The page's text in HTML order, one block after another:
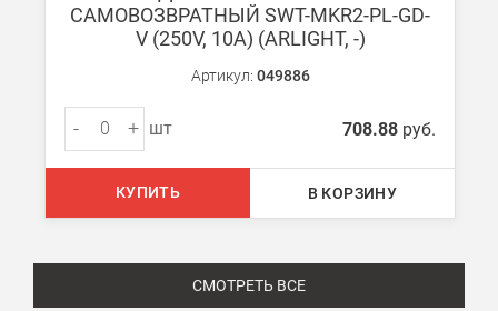
САМОВОЗВРАТНЫЙ SWT-MKR2-PL-GD-
V (250V, 10A) (ARLIGHT, -)
Артикул: 049886
- + шт 708.88 руб.
КУПИТЬ В КОРЗИНУ
СМОТРЕТЬ ВСЕ